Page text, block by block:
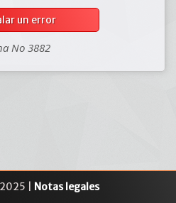
un error
No 3882
| Notas legales